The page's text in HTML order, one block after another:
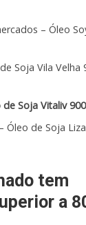
– Óleo
Soja Vila Velha
Soja Vitaliv
Óleo de Soja
tem
a